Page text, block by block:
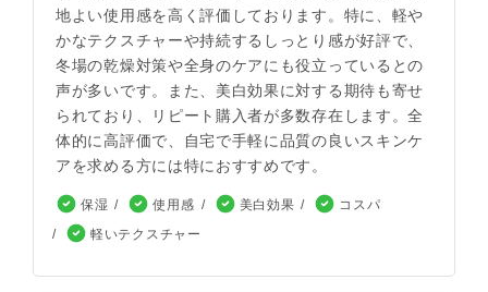
地よい使用感を高く評価しております。特に、軽や
かなテクスチャーや持続するしっとり感が好評で、
冬場の乾燥対策や全身のケアにも役立っているとの
声が多いです。また、美白効果に対する期待も寄せ
られており、リピート購入者が多数存在します。全
体的に高評価で、自宅で手軽に品質の良いスキンケ
アを求める方には特におすすめです。
保湿 使用感 美白効果
コスパ
軽いテクスチャー